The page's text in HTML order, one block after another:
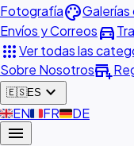
FotografíapaletteGalerías
Envíos y Correosdirections_car
appsVer todas las
Sobre Nosotrosadd_business
🇪🇸ES expand_more
🇬🇧EN🇫🇷FR🇩🇪DE
menu